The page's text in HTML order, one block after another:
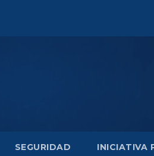
SEGURIDAD INICIATIVA